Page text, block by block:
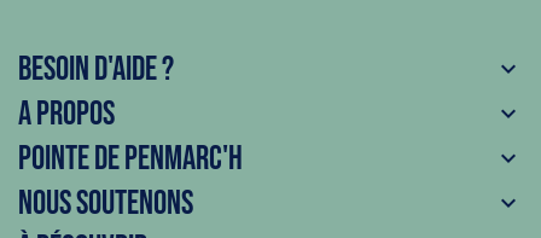
Besoin d'aide ? 
A propos 
Pointe de Penmarc'h 
Nous soutenons 